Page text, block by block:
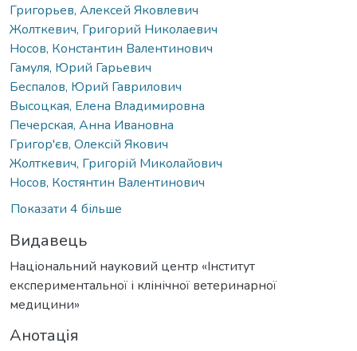
Григорьев, Алексей Яковлевич
Жолткевич, Григорий Николаевич
Носов, Константин Валентинович
Гамуля, Юрий Гарьевич
Беспалов, Юрий Гаврилович
Высоцкая, Елена Владимировна
Печерская, Анна Ивановна
Григор'єв, Олексій Якович
Жолткевич, Григорій Миколайович
Носов, Костянтин Валентинович
Показати 4 більше
Видавець
Національний науковий центр «Інститут
експериментальної і клінічної ветеринарної
медицини»
Анотація